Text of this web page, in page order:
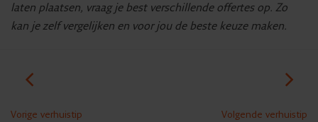
laten plaatsen, vraag je best verschillende offertes op. Zo
kan je zelf vergelijken en voor jou de beste keuze maken.
Vorige verhuistip Volgende verhuistip